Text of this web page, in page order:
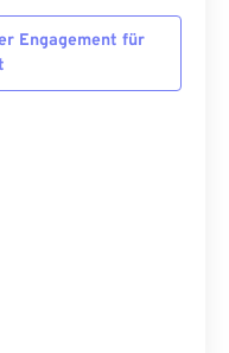
Engagement für